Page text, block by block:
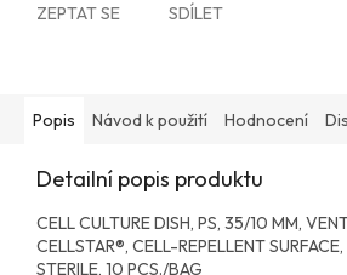
ZEPTAT SE SDÍLET
Popis Návod k použití Hodnocení
Detailní popis produktu
CELL CULTURE DISH, PS, 35/10 MM,
CELLSTAR®, CELL-REPELLENT SURFACE,
STERILE, 10 PCS./BAG